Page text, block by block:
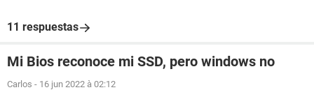
11 respuestas
Mi Bios reconoce mi SSD, pero windows no
Carlos - 16 jun 2022 à 02:12